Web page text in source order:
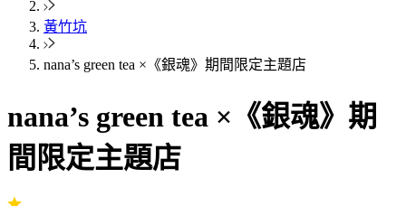
黃竹坑
nana’s green tea ×《銀魂》期間限定主題店
nana’s green tea ×《銀魂》期
間限定主題店